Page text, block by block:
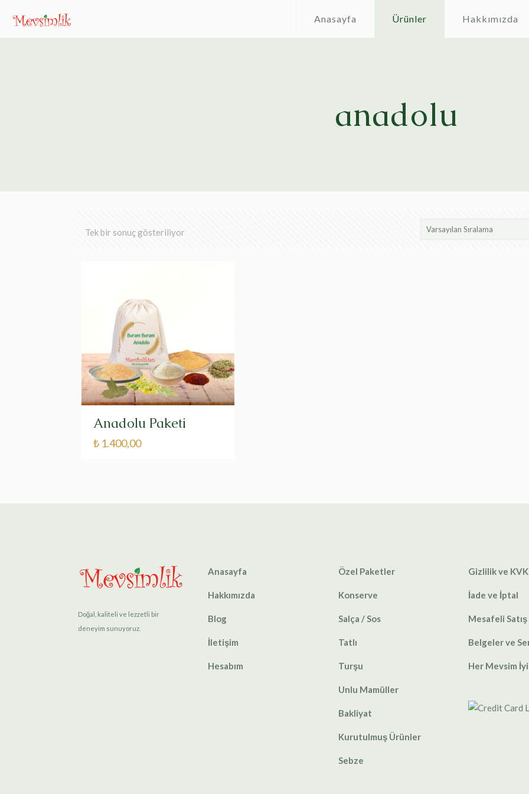
Anasayfa Ürünler Hakkımızda
anadolu
Tek bir sonuç gösteriliyor
Anadolu Paketi
₺1.400,00
Doğal, kaliteli ve lezzetli bir
deneyim sunuyoruz.
Anasayfa
Hakkımızda
Blog
İletişim
Hesabım
Özel Paketler
Konserve
Salça / Sos
Tatlı
Turşu
Unlu Mamüller
Bakliyat
Kurutulmuş Ürünler
Sebze
Gizlilik ve
İade ve İptal
Mesafeli
Belgeler ve
Her Mevsim